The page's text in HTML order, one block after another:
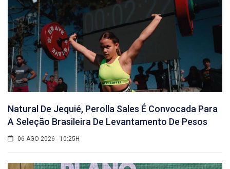
Natural De Jequié, Perolla Sales É Convocada Para
A Seleção Brasileira De Levantamento De Pesos
06 AGO 2026 - 10:25H